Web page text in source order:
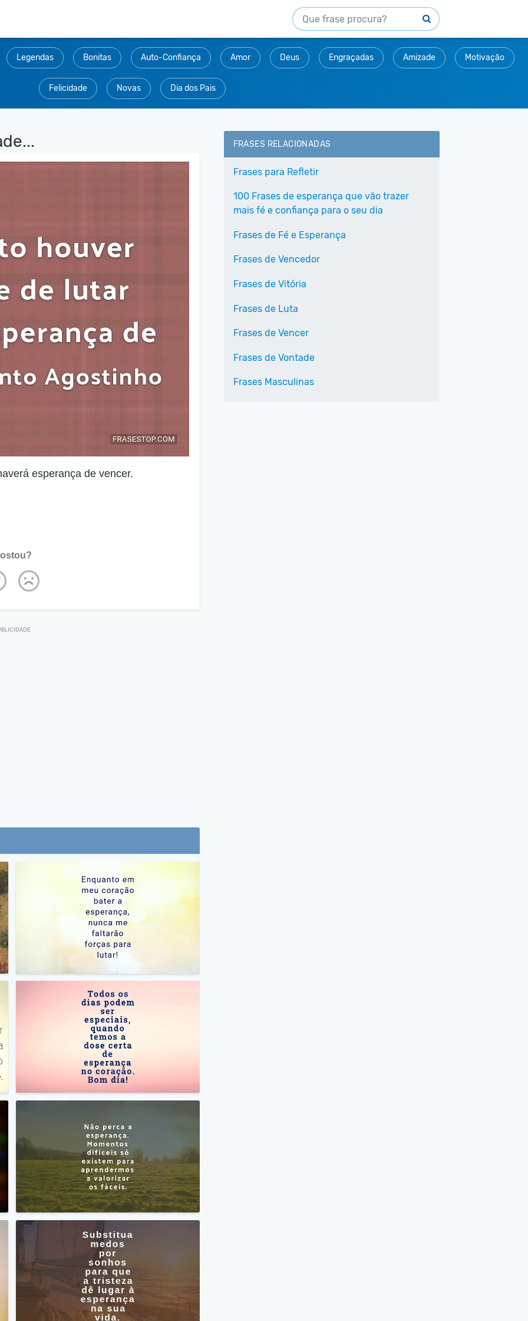
Legendas Bonitas Auto-Confiança Amor Deus Engraçadas Amizade Motivação
Felicidade Novas Dia dos Pais
esperança de vencer.
FRASES RELACIONADAS
Frases para Refletir
100 Frases de esperança que vão trazer
mais fé e confiança para o seu dia
Frases de Fé e Esperança
Frases de Vencedor
Frases de Vitória
Frases de Luta
Frases de Vencer
Frases de Vontade
Frases Masculinas